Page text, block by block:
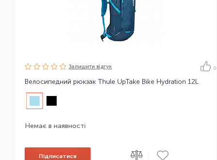
Залишити вiдгук 0
Велосипедний рюкзак Thule UpTake Bike Hydration 12L
Немає в наявності
Підписатися